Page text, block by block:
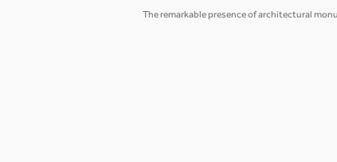
The remarkable presence of architectural